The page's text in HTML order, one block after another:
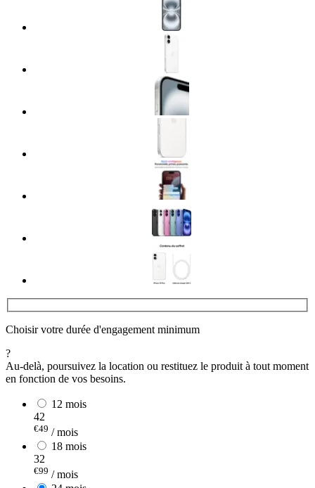
Choisir votre durée d'engagement minimum
?
Au-delà, poursuivez la location ou restituez le produit à tout moment
en fonction de vos besoins.
12 mois
42
€49 / mois
18 mois
32
€99 / mois